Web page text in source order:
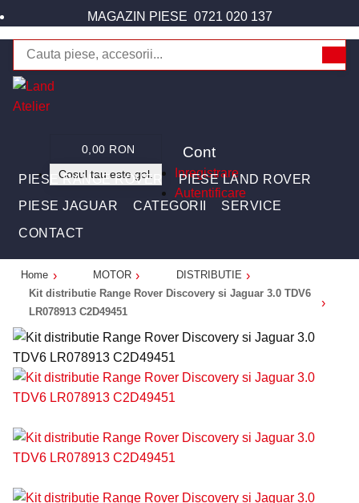
MAGAZIN PIESE 0721 020 137
Cont
Inregistrare
Autentificare
0,00 RON
Cosul tau este gol.
PIESE RANGE ROVER
PIESE LAND ROVER
PIESE JAGUAR
CATEGORII
SERVICE
CONTACT
Home MOTOR
DISTRIBUTIE
Kit distributie Range Rover Discovery si Jaguar 3.0 TDV6
LR078913 C2D49451